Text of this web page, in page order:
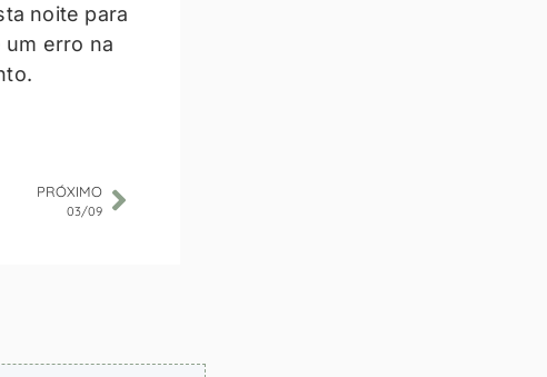
noite para
erro na
PRÓXIMO
03/09